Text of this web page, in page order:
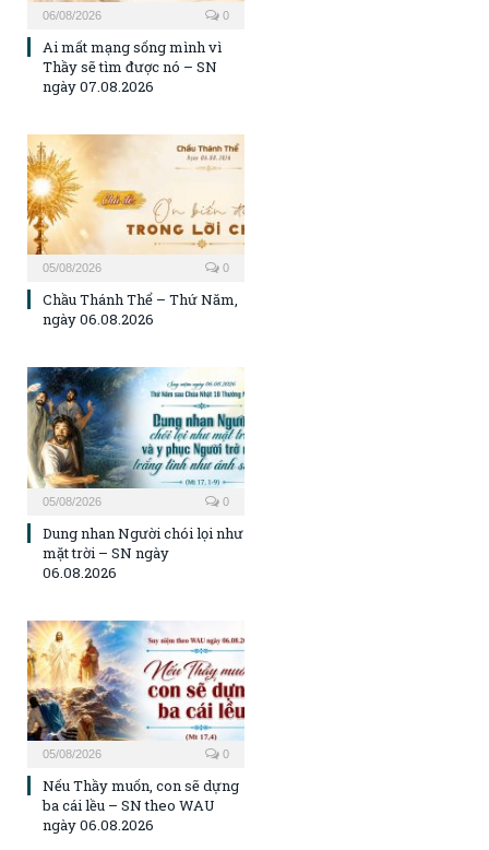
06/08/2026 0
Ai mất mạng sống mình vì
Thầy sẽ tìm được nó – SN
ngày 07.08.2026
05/08/2026 0
Chầu Thánh Thể – Thứ Năm,
ngày 06.08.2026
05/08/2026 0
Dung nhan Người chói lọi như
mặt trời – SN ngày
06.08.2026
05/08/2026 0
Nếu Thầy muốn, con sẽ dựng
ba cái lều – SN theo WAU
ngày 06.08.2026